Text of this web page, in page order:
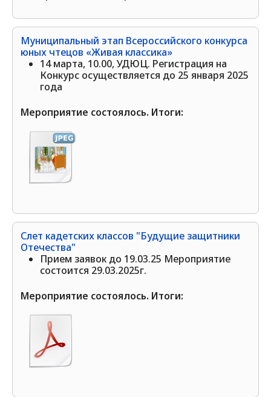
Муниципальный этап Всероссийского конкурса
юных чтецов «Живая классика»
14 марта, 10.00, УДЮЦ. Регистрация на
Конкурс осуществляется до 25 января 2025
года
Мероприятие состоялось. Итоги:
Слет кадетских классов "Будущие защитники
Отечества"
Прием заявок до 19.03.25 Мероприятие
состоится 29.03.2025г.
Мероприятие состоялось. Итоги: